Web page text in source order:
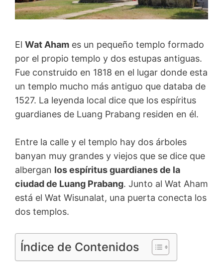
El Wat Aham es un pequeño templo formado
por el propio templo y dos estupas antiguas.
Fue construido en 1818 en el lugar donde esta
un templo mucho más antiguo que databa de
1527. La leyenda local dice que los espíritus
guardianes de Luang Prabang residen en él.
Entre la calle y el templo hay dos árboles
banyan muy grandes y viejos que se dice que
albergan los espíritus guardianes de la
ciudad de Luang Prabang. Junto al Wat Aham
está el Wat Wisunalat, una puerta conecta los
dos templos.
Índice de Contenidos